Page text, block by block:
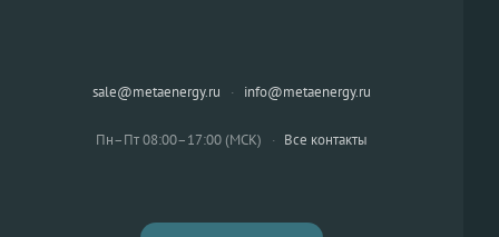
sale@metaenergy.ru · info@metaenergy.ru
Пн–Пт 08:00–17:00 (МСК) · Все контакты